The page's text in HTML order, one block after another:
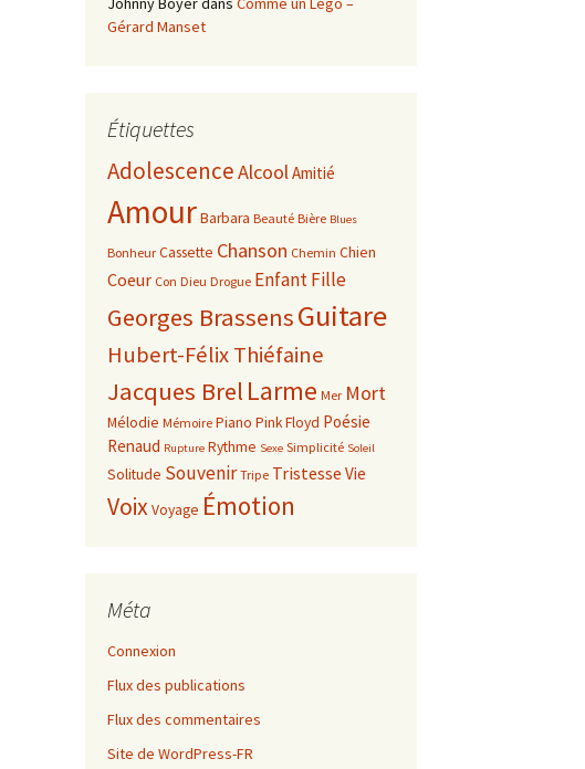
Gérard Manset
Étiquettes
AdolescenceAlcoolAmitié
AmourBarbara Beauté Bière Blues
Bonheur Cassette Chanson Chemin Chien
Coeur Con Dieu Drogue EnfantFille
Georges BrassensGuitare
Hubert-Félix Thiéfaine
Jacques Brel Larme Mer Mort
Mélodie Mémoire Piano Pink Floyd Poésie
Renaud Rupture Rythme Sexe Simplicité Soleil
Solitude Souvenir Tripe Tristesse Vie
VoixVoyage Émotion
Méta
Connexion
Flux des publications
Flux des commentaires
Site de WordPress-FR